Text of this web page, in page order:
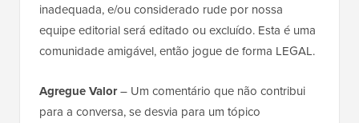
inadequada, e/ou considerado rude por nossa
equipe editorial será editado ou excluído. Esta é uma
comunidade amigável, então jogue de forma LEGAL.
Agregue Valor– Um comentário que não contribui
para a conversa, se desvia para um tópico